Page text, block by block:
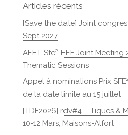
Articles récents
[Save the date] Joint
Sept 2027
AEET-Sfe²-EEF Joint
Thematic Sessions
Appel à nominations Prix
de la date limite au 15 juillet
[TDF2026] rdv#4 – Tiques &
10-12 Mars, Maisons-Alfort